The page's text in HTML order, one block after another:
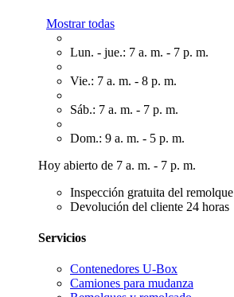
Mostrar todas
Lun. - jue.: 7 a. m. - 7 p. m.
Vie.: 7 a. m. - 8 p. m.
Sáb.: 7 a. m. - 7 p. m.
Dom.: 9 a. m. - 5 p. m.
Hoy abierto de 7 a. m. - 7 p. m.
Inspección gratuita del remolque
Devolución del cliente 24 horas
Servicios
Contenedores U-Box
Camiones para mudanza